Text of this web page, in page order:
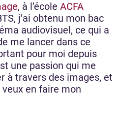
, à l’école ACFA
j’ai obtenu mon bac
audiovisuel, ce qui a
me lancer dans ce
pour moi depuis
une passion qui me
à travers des images, et
veux en faire mon